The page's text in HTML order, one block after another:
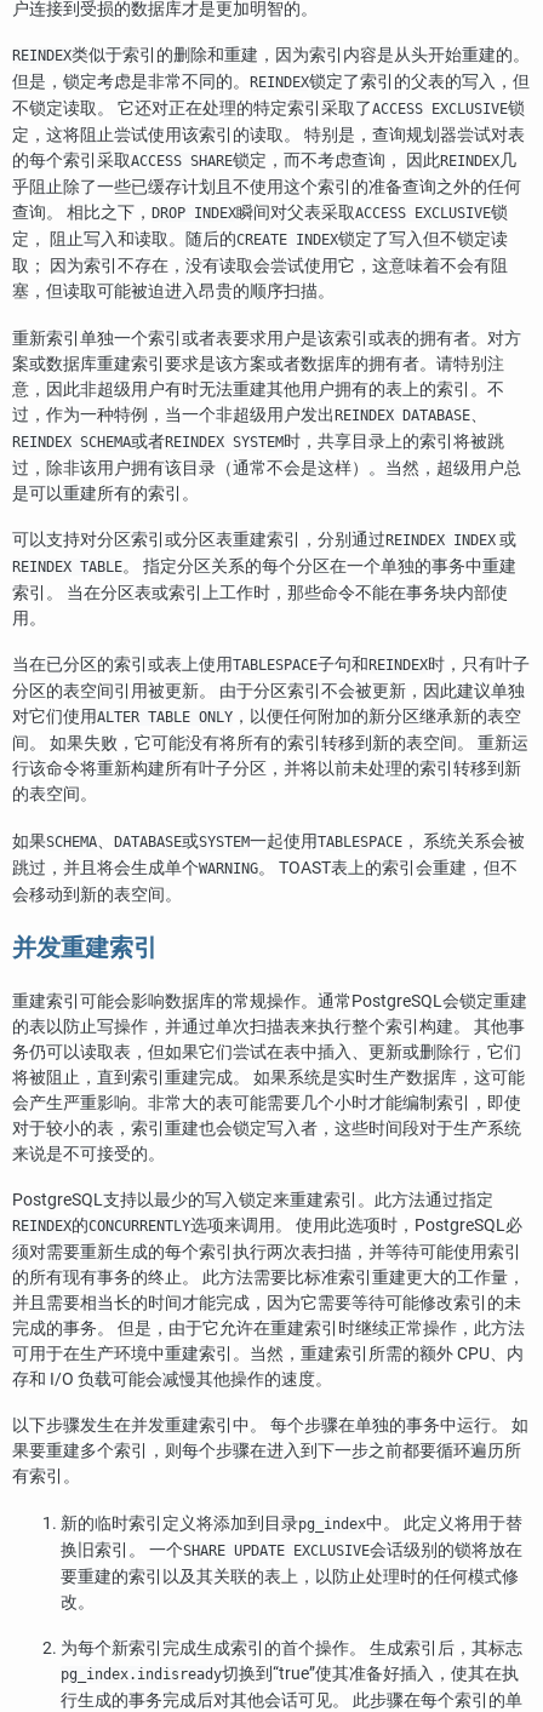
户连接到受损的数据库才是更加明智的。
REINDEX类似于索引的删除和重建，因为索引内容是从头开始重建的。
但是，锁定考虑是非常不同的。
REINDEX锁定了索引的父表的写入，但
不锁定读取。 它还对正在处理的特定索引采取了ACCESS EXCLUSIVE锁
定，这将阻止尝试使用该索引的读取。 特别是，查询规划器尝试对表
的每个索引采取ACCESS SHARE锁定，而不考虑查询， 因此REINDEX几
乎阻止除了一些已缓存计划且不使用这个索引的准备查询之外的任何
查询。 相比之下， DROP INDEX瞬间对父表采取ACCESS EXCLUSIVE锁
定， 阻止写入和读取。随后的CREATE INDEX锁定了写入但不锁定读
取； 因为索引不存在，没有读取会尝试使用它，这意味着不会有阻
塞，但读取可能被迫进入昂贵的顺序扫描。
重新索引单独一个索引或者表要求用户是该索引或表的拥有者。对方
案或数据库重建索引要求是该方案或者数据库的拥有者。请特别注
意，因此非超级用户有时无法重建其他用户拥有的表上的索引。不
过，作为一种特例，当一个非超级用户发出REINDEX DATABASE、
REINDEX SCHEMA或者REINDEX SYSTEM时，共享目录上的索引将被跳
过，除非该用户拥有该目录（通常不会是这样）。当然，超级用户总
是可以重建所有的索引。
可以支持对分区索引或分区表重建索引，分别通过 REINDEX INDEX 或
REINDEX TABLE。 指定分区关系的每个分区在一个单独的事务中重建
索引。 当在分区表或索引上工作时，那些命令不能在事务块内部使
用。
当在已分区的索引或表上使用TABLESPACE子句和 REINDEX时，只有叶子
分区的表空间引用被更新。 由于分区索引不会被更新，因此建议单独
对它们使用ALTER TABLE ONLY ，以便任何附加的新分区继承新的表空
间。 如果失败，它可能没有将所有的索引转移到新的表空间。 重新运
行该命令将重新构建所有叶子分区，并将以前未处理的索引转移到新
的表空间。
如果SCHEMA、 DATABASE或SYSTEM一起使用TABLESPACE ， 系统关系会被
跳过，并且将会生成单个WARNING。 TOAST表上的索引会重建，但不
会移动到新的表空间。
并发重建索引
重建索引可能会影响数据库的常规操作。通常PostgreSQL会锁定重建
的表以防止写操作，并通过单次扫描表来执行整个索引构建。 其他事
务仍可以读取表，但如果它们尝试在表中插入、更新或删除行，它们
将被阻止，直到索引重建完成。 如果系统是实时生产数据库，这可能
会产生严重影响。非常大的表可能需要几个小时才能编制索引，即使
对于较小的表，索引重建也会锁定写入者，这些时间段对于生产系统
来说是不可接受的。
PostgreSQL支持以最少的写入锁定来重建索引。此方法通过指定
REINDEX的CONCURRENTLY选项来调用。 使用此选项时， PostgreSQL必
须对需要重新生成的每个索引执行两次表扫描，并等待可能使用索引
的所有现有事务的终止。 此方法需要比标准索引重建更大的工作量，
并且需要相当长的时间才能完成，因为它需要等待可能修改索引的未
完成的事务。 但是，由于它允许在重建索引时继续正常操作，此方法
可用于在生产环境中重建索引。当然，重建索引所需的额外 CPU、内
存和 I/O 负载可能会减慢其他操作的速度。
以下步骤发生在并发重建索引中。 每个步骤在单独的事务中运行。 如
果要重建多个索引，则每个步骤在进入到下一步之前都要循环遍历所
有索引。
新的临时索引定义将添加到目录pg_index中。 此定义将用于替
换旧索引。 一个SHARE UPDATE EXCLUSIVE会话级别的锁将放在
要重建的索引以及其关联的表上，以防止处理时的任何模式修
改。
为每个新索引完成生成索引的首个操作。 生成索引后，其标志
pg_index.indisready切换到“true”使其准备好插入，使其在执
行生成的事务完成后对其他会话可见。 此步骤在每个索引的单